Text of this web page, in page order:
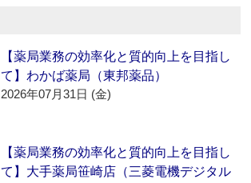
【薬局業務の効率化と質的向上を目指し
て】わかば薬局（東邦薬品）
2026年07月31日 (金)
【薬局業務の効率化と質的向上を目指し
て】大手薬局笹崎店（三菱電機デジタル